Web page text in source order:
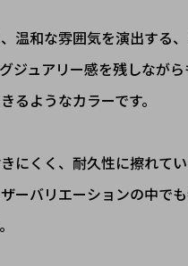
温和な雰囲気を演出する
ジュアリー感を残しなが
るようなカラーです。
にくく、耐久性に擦れて
ーバリエーションの中で